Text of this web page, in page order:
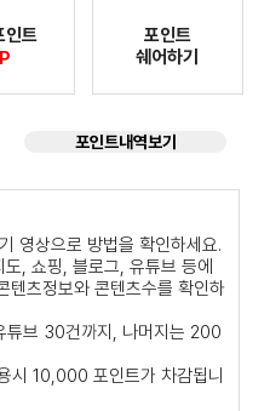
인트
포인트
쉐어하기
포인트내역보기
영상으로 방법을 확인하세요.
, 쇼핑, 블로그, 유튜브 등에
텐츠정보와 콘텐츠수를 확인하
튜브 30건까지, 나머지는 200
시 10,000 포인트가 차감됩니